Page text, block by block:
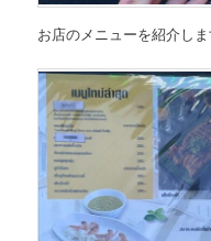
お店のメニューを紹介しま